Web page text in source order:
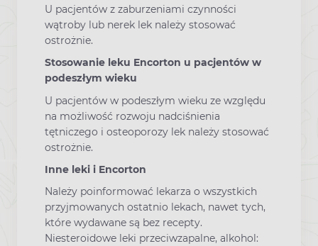
U pacjentów z zaburzeniami czynności
wątroby lub nerek lek należy stosować
ostrożnie.
Stosowanie leku Encorton u pacjentów w
podeszłym wieku
U pacjentów w podeszłym wieku ze względu
na możliwość rozwoju nadciśnienia
tętniczego i osteoporozy lek należy stosować
ostrożnie.
Inne leki i Encorton
Należy poinformować lekarza o wszystkich
przyjmowanych ostatnio lekach, nawet tych,
które wydawane są bez recepty.
Niesteroidowe leki przeciwzapalne, alkohol: